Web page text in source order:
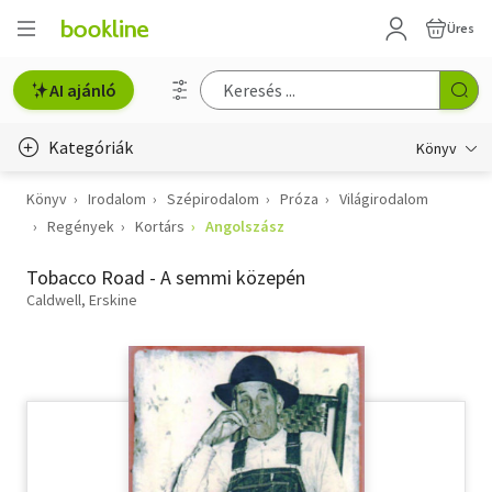
Üres
AI ajánló
Kategóriák Könyv
Életmód, egészség
Gyermek- és ifjúsági
Hobbi, szabadidő
Könyv Irodalom Szépirodalom Próza
Világirodalom
Regények
Kortárs Angolszász
Tobacco Road - A semmi közepén
Caldwell, Erskine